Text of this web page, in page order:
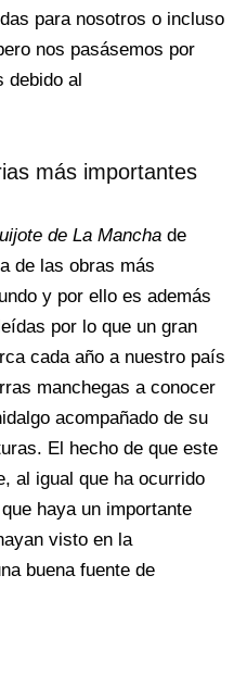
para nosotros o incluso
nos pasásemos por
debido al
más importantes
de La Mancha de
de las obras más
y por ello es además
por lo que un gran
cada año a nuestro país
manchegas a conocer
acompañado de su
El hecho de que este
al igual que ha ocurrido
haya un importante
visto en la
buena fuente de